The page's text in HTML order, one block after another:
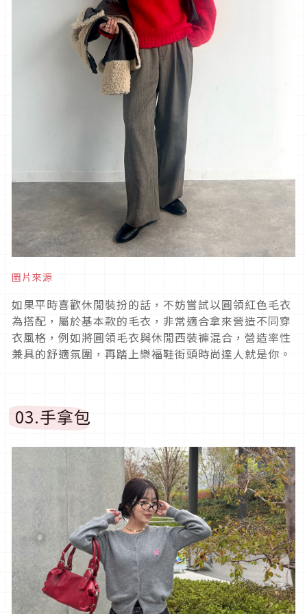
圖片來源
如果平時喜歡休閒裝扮的話，不妨嘗試以圓領紅色毛衣
為搭配，屬於基本款的毛衣，非常適合拿來營造不同穿
衣風格，例如將圓領毛衣與休閒西裝褲混合，營造率性
兼具的舒適氛圍，再踏上樂福鞋街頭時尚達人就是你。
03.手拿包